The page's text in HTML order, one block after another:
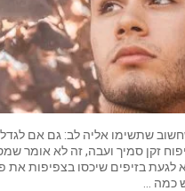
שתשימו אליה לב: גם אם לגדל
זקן סמיך ועבה, זה לא אומר
לגעת בזיפים שיכסו בצפיפות את
כמה ...